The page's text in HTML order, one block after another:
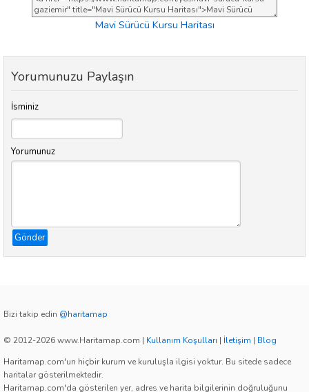
Mavi Sürücü Kursu Haritası
Yorumunuzu Paylaşın
İsminiz
Yorumunuz
Gönder
Bizi takip edin @haritamap
© 2012-2026 www.Haritamap.com | Kullanım Koşulları | İletişim | Blog
Haritamap.com'un hiçbir kurum ve kuruluşla ilgisi yoktur. Bu sitede sadece
haritalar gösterilmektedir.
Haritamap.com'da gösterilen yer, adres ve harita bilgilerinin doğruluğunu